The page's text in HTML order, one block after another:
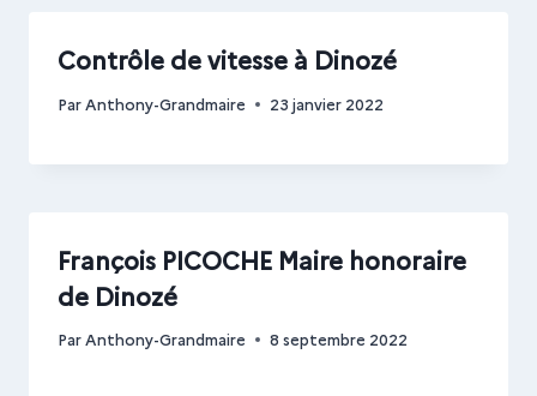
Contrôle de vitesse à Dinozé
ParAnthony-Grandmaire 23 janvier 2022
François PICOCHE Maire honoraire
de Dinozé
ParAnthony-Grandmaire 8 septembre 2022